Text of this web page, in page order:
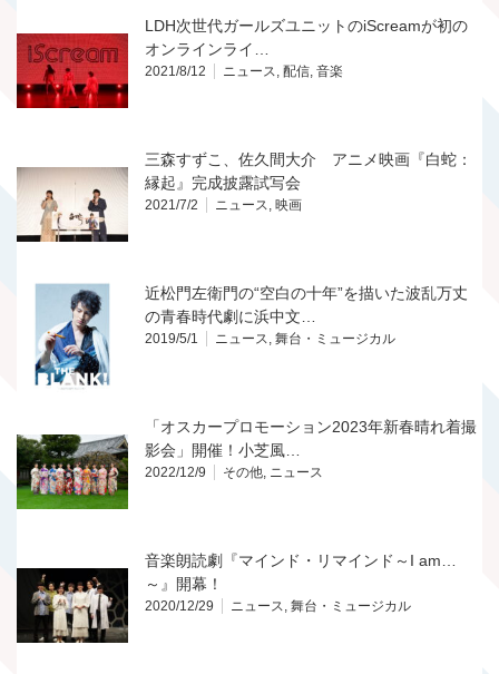
LDH次世代ガールズユニットのiScreamが初の
オンラインライ…
2021/8/12 ニュース, 配信, 音楽
三森すずこ、佐久間大介 アニメ映画『白蛇：
縁起』完成披露試写会
2021/7/2 ニュース, 映画
近松門左衛門の“空白の十年”を描いた波乱万丈
の青春時代劇に浜中文…
2019/5/1 ニュース, 舞台・ミュージカル
「オスカープロモーション2023年新春晴れ着撮
影会」開催！小芝風…
2022/12/9 その他, ニュース
音楽朗読劇『マインド・リマインド～I am…
～』開幕！
2020/12/29 ニュース, 舞台・ミュージカル